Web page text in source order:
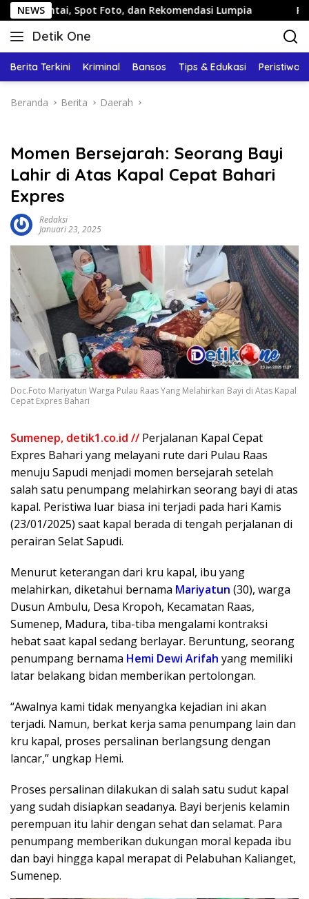
Langsung
ke
konten
NEWS
Foto, dan Rekomendasi Lumpia Panduan Wisata
Detik One
Tajam
Fakta
Berita Terkini Kriminal Bansos Tips & Edukasi Peristiwa
Beranda Berita Daerah
Momen Bersejarah: Seorang Bayi
Lahir di Atas Kapal Cepat Bahari
Expres
Redaksi
Januari 23, 2025
Doc.Foto Mariyatun Warga Pulau Raas Yang Melahirkan Bayi di Atas Kapal
Cepat Expres Bahari
Sumenep, detik1.co.id // Perjalanan Kapal Cepat
Expres Bahari yang melayani rute dari Pulau Raas
menuju Sapudi menjadi momen bersejarah setelah
salah satu penumpang melahirkan seorang bayi di atas
kapal. Peristiwa luar biasa ini terjadi pada hari Kamis
(23/01/2025) saat kapal berada di tengah perjalanan di
perairan Selat Sapudi.
Menurut keterangan dari kru kapal, ibu yang
melahirkan, diketahui bernama Mariyatun (30), warga
Dusun Ambulu, Desa Kropoh, Kecamatan Raas,
Sumenep, Madura, tiba-tiba mengalami kontraksi
hebat saat kapal sedang berlayar. Beruntung, seorang
penumpang bernama Hemi Dewi Arifah yang memiliki
latar belakang bidan memberikan pertolongan.
“Awalnya kami tidak menyangka kejadian ini akan
terjadi. Namun, berkat kerja sama penumpang lain dan
kru kapal, proses persalinan berlangsung dengan
lancar,” ungkap Hemi.
Proses persalinan dilakukan di salah satu sudut kapal
yang sudah disiapkan seadanya. Bayi berjenis kelamin
perempuan itu lahir dengan sehat dan selamat. Para
penumpang memberikan dukungan moral kepada ibu
dan bayi hingga kapal merapat di Pelabuhan Kalianget,
Sumenep.